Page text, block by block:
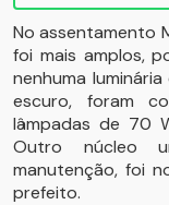
No assentamento
foi mais amplos,
nenhuma
escuro, foram
lâmpadas de 70
Outro núcleo
manutenção, foi
prefeito.